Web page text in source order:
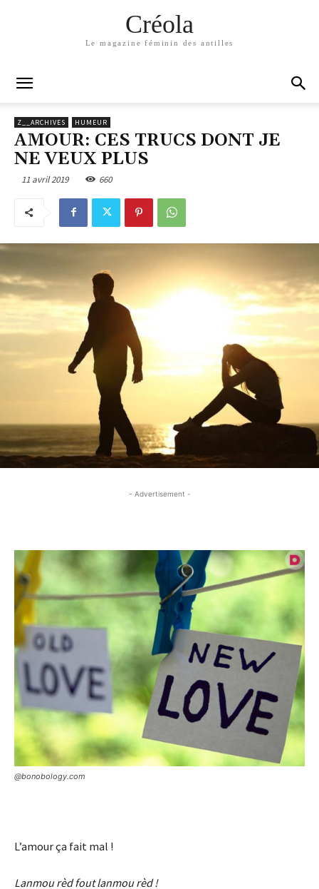
Créola
Le magazine féminin des antilles
Z__ARCHIVES HUMEUR
AMOUR: CES TRUCS DONT JE
NE VEUX PLUS
11 avril 2019 660
- Advertisement -
@bonobology.com
L’amour ça fait mal !
Lanmou rèd fout lanmou rèd !